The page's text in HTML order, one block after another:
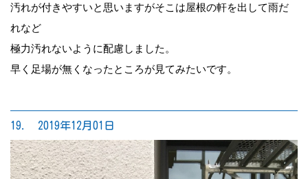
汚れが付きやすいと思いますがそこは屋根の軒を出して雨だ
れなど
極力汚れないように配慮しました。
早く足場が無くなったところが見てみたいです。
19. 2019年12月01日